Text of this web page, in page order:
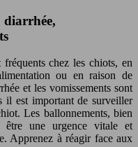
diarrhée,
chez les chiots, en
ou en raison de
et les vomissements sont
il est important de surveiller
Les ballonnements, bien
être une urgence vitale et
Apprenez à réagir face aux